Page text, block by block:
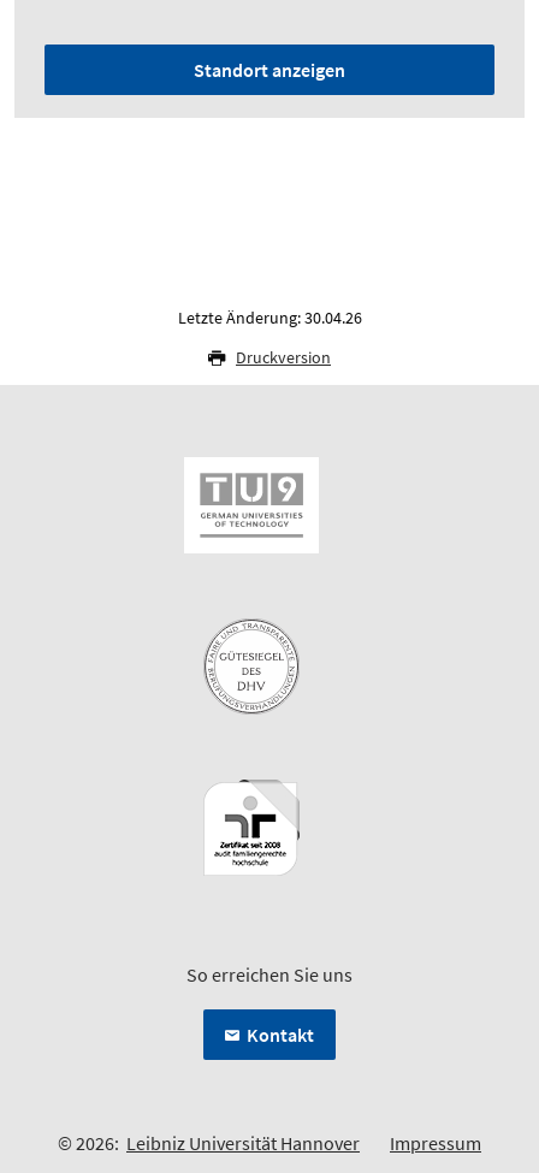
Standort anzeigen
Letzte Änderung: 30.04.26
Druckversion
So erreichen Sie uns
Kontakt
© 2026: Leibniz Universität Hannover Impressum